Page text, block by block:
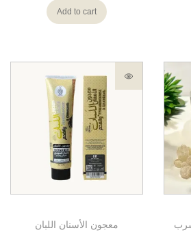
Add to cart
معجون الأسنان اللبان